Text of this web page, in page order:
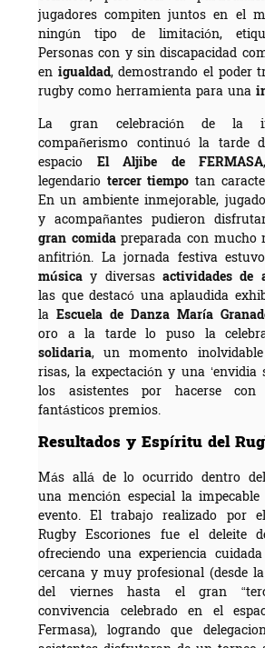
jugadores compiten juntos en el
ningún tipo de limitación,
Personas con y sin discapacidad
en igualdad, demostrando el poder
rugby como herramienta para una
La gran celebración de la
compañerismo continuó la tarde
espacio El Aljibe de FERMASA
legendario tercer tiempo tan
En un ambiente inmejorable,
y acompañantes pudieron
gran comidapreparada con mucho
anfitrión. La jornada festiva
música y diversas actividades de
las que destacó una aplaudida
la Escuela de Danza María
oro a la tarde lo puso la
solidaria, un momento
risas, la expectación y una ‘envidia
los asistentes por hacerse
fantásticos premios.
Resultados y Espíritu del
Más allá de lo ocurrido dentro
una mención especial la
evento. El trabajo realizado por
Rugby Escoriones fue el deleite
ofreciendo una experiencia
cercana y muy profesional (desde
del viernes hasta el gran
convivencia celebrado en el
Fermasa), logrando que